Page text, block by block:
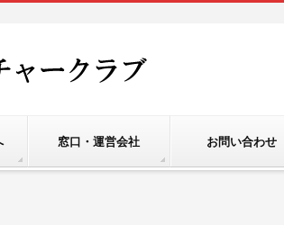
窓口・運営会社 お問い合わせ